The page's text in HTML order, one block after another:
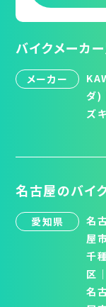
バイクメーカ
メーカー
ダ)
ズ
名古屋のバイ
愛知県 名
屋
千
区 │
名